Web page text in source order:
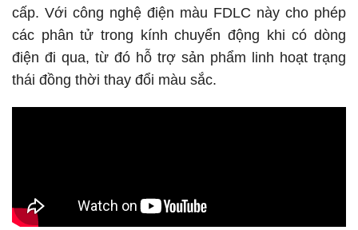
cấp. Với công nghệ điện màu FDLC này cho phép
các phân tử trong kính chuyển động khi có dòng
điện đi qua, từ đó hỗ trợ sản phẩm linh hoạt trạng
thái đồng thời thay đổi màu sắc.